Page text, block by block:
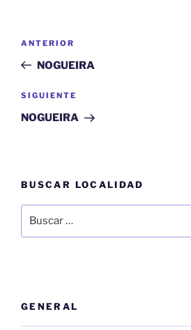
entradas
Entrada
anterior:
ANTERIOR
NOGUEIRA
Siguiente
entrada
SIGUIENTE
NOGUEIRA
BUSCAR LOCALIDAD
por:
GENERAL